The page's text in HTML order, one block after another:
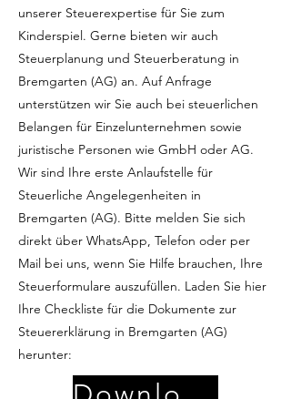
unserer Steuerexpertise für Sie zum
Kinderspiel. Gerne bieten wir auch
Steuerplanung und Steuerberatung in
Bremgarten (AG) an. Auf Anfrage
unterstützen wir Sie auch bei steuerlichen
Belangen für Einzelunternehmen sowie
juristische Personen wie GmbH oder AG.
Wir sind Ihre erste Anlaufstelle für
Steuerliche Angelegenheiten in
Bremgarten (AG). Bitte melden Sie sich
direkt über WhatsApp, Telefon oder per
Mail bei uns, wenn Sie Hilfe brauchen, Ihre
Steuerformulare auszufüllen. Laden Sie hier
Ihre Checkliste für die Dokumente zur
Steuererklärung in Bremgarten (AG)
herunter: